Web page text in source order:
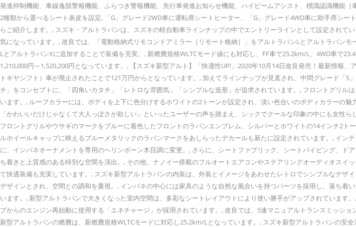
発進抑制機能、車線逸脱警報機能、ふらつき警報機能、先行車発進お知らせ機能、ハイビームアシスト、標識認識機能
2種類から選べるシート表皮を設定, 「G」グレード2WD車に運転席シートヒーター、「G」グレード4WD車に助手席シ
らご紹介します。, スズキ・アルトラパンは、スズキの軽自動車ラインナップの中でエントリーラインとして設定され
気になっています。, 改良では、「電動格納式リモコンドアミラー［リモート格納］」をアルトラパンLとアルトラパン
LとアルトラパンXに追加することで装備を充実。, 新燃費規格WLTCモード値にも対応し、FF車で25.2km/L、4WD車で
1,210,000円～1,520,200円となっています。, 【スズキ新型アルト】「快適性UP!」2020年10月14日改良発売！最新情報
トギヤシフト）車が廃止されたことで121万円からとなっています。, 加えてラインナップが見直され、中間グレード「
チ」をコンセプトに、「四角いカタチ」「レトロな雰囲気」「シンプルな造形」が追求されています。, フロントグリ
います。, ルーフカラーには、ボディを上下に色分けするホワイトの2トーンが設定され、淡い色合いのボディカラーの
「かわいいだけじゃなくて大人っぽさが欲しい」といったユーザーの声を踏まえ、シックでクールな印象の中にも女性
フロントグリルやウサギのマークをブルーに着色したフロントのラパンエンブレム、シルバーとホワイトの14インチ2
ルホイールキャップに映えるブルーメタリックのラパンマークをあしらったデカールも新たに設定されています。, イ
に、インパネオーナメントを専用のヘリンボーン木目調に変更。, さらに、シートファブリック、シートパイピング、
ち着きと上質感のある特別な空間を演出。, その他、ナノイー搭載のフルオートエアコンやステアリングオーディオス
て快適装備も充実しています。, スズキ新型アルトラパンの内装は、外装とイメージをあわせたレトロでシンプルなデ
デザインとされ、空間との調和を重視。, インパネの中心には家具のような自然な風合いを持つパーツを採用し、落ち
います。, 新型アルトラパンで大きくなった室内空間は、多彩なシートレイアウトにより使い勝手がアップされていま
プからのエンジン再始動に使用する「エネチャージ」が採用されています。, 改良では、5速マニュアルトランスミッシ
新型アルトラパンの燃費は、新燃費規格WLTCモードに対応し25.2km/Lとなっています。, スズキ新型アルトラパンの